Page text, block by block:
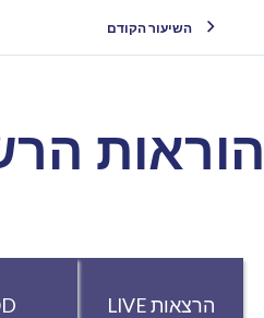
השיעור הקודם
הוראות
הרצאות LIVE